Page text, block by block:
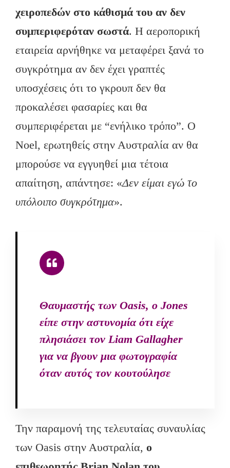
χειροπεδών στο κάθισμά του αν δεν
συμπεριφερόταν σωστά. Η αεροπορική
εταιρεία αρνήθηκε να μεταφέρει ξανά το
συγκρότημα αν δεν έχει γραπτές
υποσχέσεις ότι το γκρουπ δεν θα
προκαλέσει φασαρίες και θα
συμπεριφέρεται με “ενήλικο τρόπο”. Ο
Noel, ερωτηθείς στην Αυστραλία αν θα
μπορούσε να εγγυηθεί μια τέτοια
απαίτηση, απάντησε: «Δεν είμαι εγώ το
υπόλοιπο συγκρότημα».
Θαυμαστής των Oasis, ο Jones
είπε στην αστυνομία ότι είχε
πλησιάσει τον Liam Gallagher
για να βγουν μια φωτογραφία
όταν αυτός τον κουτούλησε
Την παραμονή της τελευταίας συναυλίας
των Oasis στην Αυστραλία, ο